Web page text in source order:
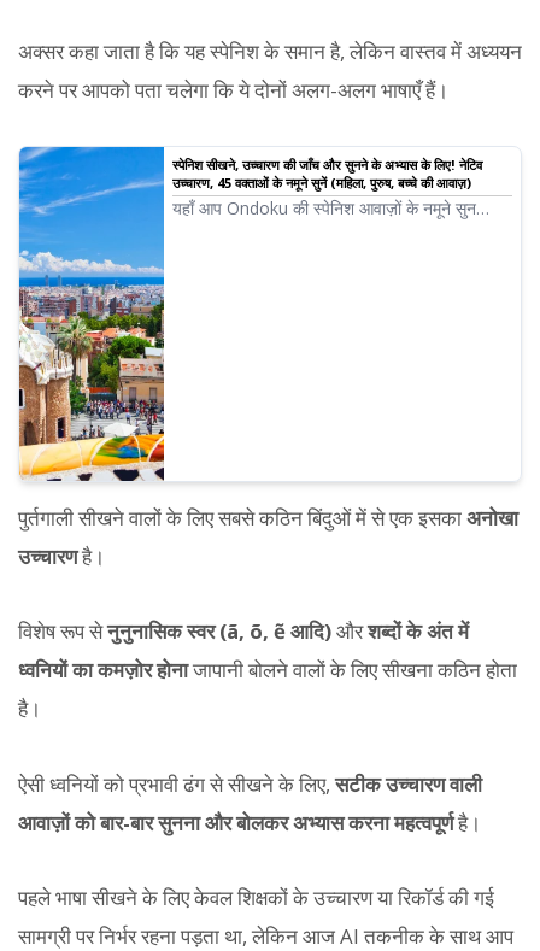
अक्सर कहा जाता है कि यह स्पेनिश के समान है, लेकिन वास्तव में अध्ययन
करने पर आपको पता चलेगा कि ये दोनों अलग-अलग भाषाएँ हैं।
स्पेनिश सीखने, उच्चारण की जाँच और सुनने के अभ्यास के लिए! नेटिव
उच्चारण, 45 वक्ताओं के नमूने सुनें (महिला, पुरुष, बच्चे की आवाज़)
यहाँ आप Ondoku की स्पेनिश आवाज़ों के नमूने सुन
पुर्तगाली सीखने वालों के लिए सबसे कठिन बिंदुओं में से एक इसकाअनोखा
उच्चारणहै।
विशेष रूप सेनुनुनासिक स्वर (ã, õ, ẽ आदि)औरशब्दों के अंत में
ध्वनियों का कमज़ोर होनाजापानी बोलने वालों के लिए सीखना कठिन होता
है।
ऐसी ध्वनियों को प्रभावी ढंग से सीखने के लिए,सटीक उच्चारण वाली
आवाज़ों को बार-बार सुनना और बोलकर अभ्यास करना महत्वपूर्णहै।
पहले भाषा सीखने के लिए केवल शिक्षकों के उच्चारण या रिकॉर्ड की गई
सामग्री पर निर्भर रहना पड़ता था, लेकिन आज AI तकनीक के साथ आप